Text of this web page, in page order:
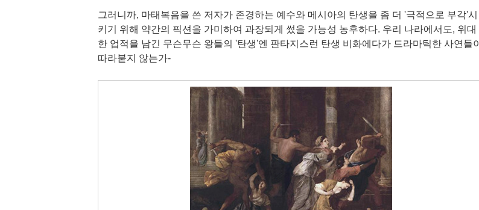
그러니까, 마태복음을 쓴 저자가 존경하는 예수와 메시아의 탄생을 좀 더 '극적으로 부각'시
키기 위해 약간의 픽션을 가미하여 과장되게 썼을 가능성 농후하다. 우리 나라에서도, 위대
한 업적을 남긴 무슨무슨 왕들의 '탄생'엔 판타지스런 탄생 비화에다가 드라마틱한 사연들이
따라붙지 않는가-